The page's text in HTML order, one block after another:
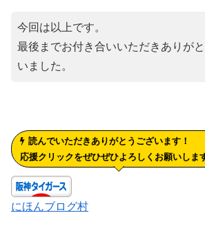
今回は以上です。
最後までお付き合いいただきありが
いました。
読んでいただきありがとうございます！
応援クリックをぜひぜひよろしくお願いしま
にほんブログ村